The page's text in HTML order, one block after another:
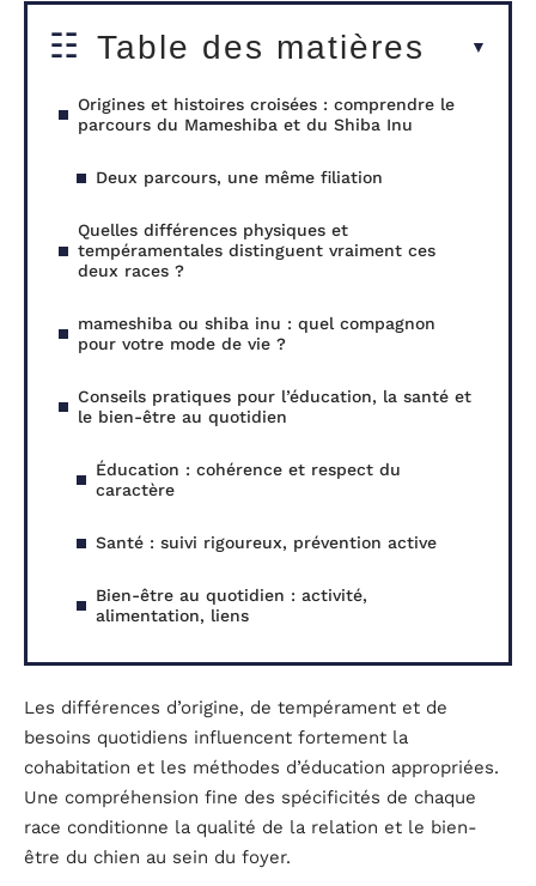
Table des matières
Origines et histoires croisées : comprendre le
parcours du Mameshiba et du Shiba Inu
Deux parcours, une même filiation
Quelles différences physiques et
tempéramentales distinguent vraiment ces
deux races ?
mameshiba ou shiba inu : quel compagnon
pour votre mode de vie ?
Conseils pratiques pour l’éducation, la santé et
le bien-être au quotidien
Éducation : cohérence et respect du
caractère
Santé : suivi rigoureux, prévention active
Bien-être au quotidien : activité,
alimentation, liens
Les différences d’origine, de tempérament et de
besoins quotidiens influencent fortement la
cohabitation et les méthodes d’éducation appropriées.
Une compréhension fine des spécificités de chaque
race conditionne la qualité de la relation et le bien-
être du chien au sein du foyer.